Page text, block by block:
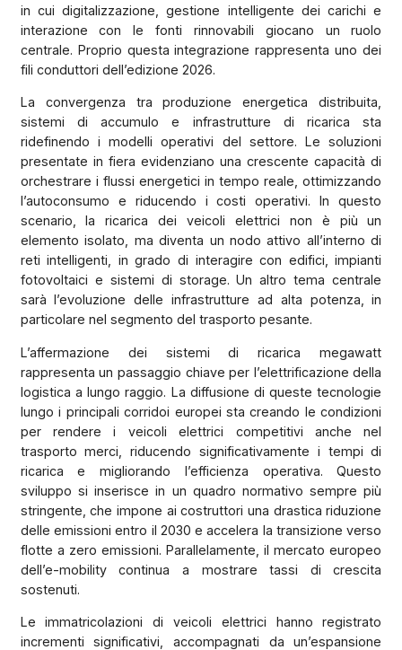
in cui digitalizzazione, gestione intelligente dei carichi e
interazione con le fonti rinnovabili giocano un ruolo
centrale. Proprio questa integrazione rappresenta uno dei
fili conduttori dell’edizione 2026.
La convergenza tra produzione energetica distribuita,
sistemi di accumulo e infrastrutture di ricarica sta
ridefinendo i modelli operativi del settore. Le soluzioni
presentate in fiera evidenziano una crescente capacità di
orchestrare i flussi energetici in tempo reale, ottimizzando
l’autoconsumo e riducendo i costi operativi. In questo
scenario, la ricarica dei veicoli elettrici non è più un
elemento isolato, ma diventa un nodo attivo all’interno di
reti intelligenti, in grado di interagire con edifici, impianti
fotovoltaici e sistemi di storage. Un altro tema centrale
sarà l’evoluzione delle infrastrutture ad alta potenza, in
particolare nel segmento del trasporto pesante.
L’affermazione dei sistemi di ricarica megawatt
rappresenta un passaggio chiave per l’elettrificazione della
logistica a lungo raggio. La diffusione di queste tecnologie
lungo i principali corridoi europei sta creando le condizioni
per rendere i veicoli elettrici competitivi anche nel
trasporto merci, riducendo significativamente i tempi di
ricarica e migliorando l’efficienza operativa. Questo
sviluppo si inserisce in un quadro normativo sempre più
stringente, che impone ai costruttori una drastica riduzione
delle emissioni entro il 2030 e accelera la transizione verso
flotte a zero emissioni. Parallelamente, il mercato europeo
dell’e-mobility continua a mostrare tassi di crescita
sostenuti.
Le immatricolazioni di veicoli elettrici hanno registrato
incrementi significativi, accompagnati da un’espansione